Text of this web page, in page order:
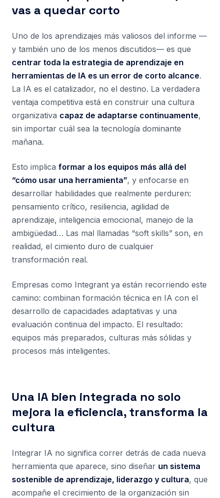
vas a quedar corto
Uno de los aprendizajes más valiosos del informe —
y también uno de los menos discutidos— es que
centrar toda la estrategia de aprendizaje en
herramientas de IA es un error de corto alcance.
La IA es el catalizador, no el destino. La verdadera
ventaja competitiva está en construir una cultura
organizativa capaz de adaptarse continuamente,
sin importar cuál sea la tecnología dominante
mañana.
Esto implica formar a los equipos más allá del
“cómo usar una herramienta”, y enfocarse en
desarrollar habilidades que realmente perduren:
pensamiento crítico, resiliencia, agilidad de
aprendizaje, inteligencia emocional, manejo de la
ambigüedad… Las mal llamadas “soft skills” son, en
realidad, el cimiento duro de cualquier
transformación real.
Empresas como Integrant ya están recorriendo este
camino: combinan formación técnica en IA con el
desarrollo de capacidades adaptativas y una
evaluación continua del impacto. El resultado:
equipos más preparados, culturas más sólidas y
procesos más inteligentes.
Una IA bien integrada no solo
mejora la eficiencia, transforma la
cultura
Integrar IA no significa correr detrás de cada nueva
herramienta que aparece, sino diseñar un sistema
sostenible de aprendizaje, liderazgo y cultura, que
acompañe el crecimiento de la organización sin